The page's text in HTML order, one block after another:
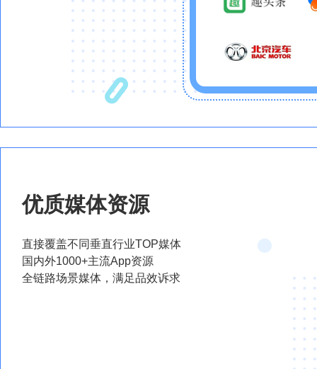
优质媒体资源
直接覆盖不同垂直行业TOP媒体
国内外1000+主流App资源
全链路场景媒体，满足品效诉求